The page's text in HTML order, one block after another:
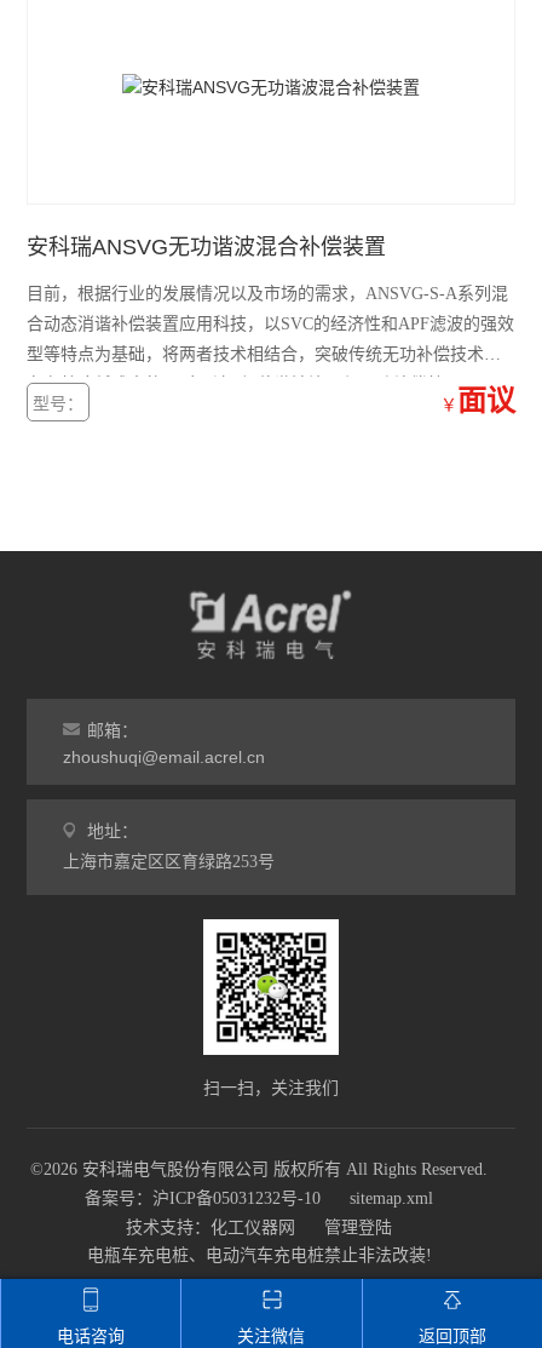
多回路电能表
AGF-AE-D/200
ADF400L
AWT100
农田灌溉预付费电能表
ADW400环保监测模块
导轨式电能表
APM网络电力仪表
多用户计量表
单相多用户表
AEW100无线计量模块
ANSVC低压无功功率补偿装置
ANHPD300谐波保护器
ANHF谐波滤波器
安科瑞ANSVG无功谐波混合补偿装置
目前，根据行业的发展情况以及市场的需求，ANSVG-S-A系列混
合动态消谐补偿装置应用科技，以SVC的经济性和APF滤波的强效
型等特点为基础，将两者技术相结合，突破传统无功补偿技术，
在有效降低成本的同时，达到Z佳谐波治理与无功补偿效果
型号： ￥ 面议
邮箱：
zhoushuqi@email.acrel.cn
地址：
上海市嘉定区区育绿路253号
扫一扫，关注我们
©2026 安科瑞电气股份有限公司 版权所有 All Rights Reserved.
备案号：沪ICP备05031232号-10
sitemap.xml
技术支持： 化工仪器网
管理登陆
电瓶车充电桩、电动汽车充电桩禁止非法改装!
电话咨询 关注微信 返回顶部